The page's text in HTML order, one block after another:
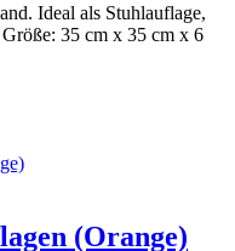
Ideal als Stuhlauflage,
35 cm x 35 cm x 6
(Orange)